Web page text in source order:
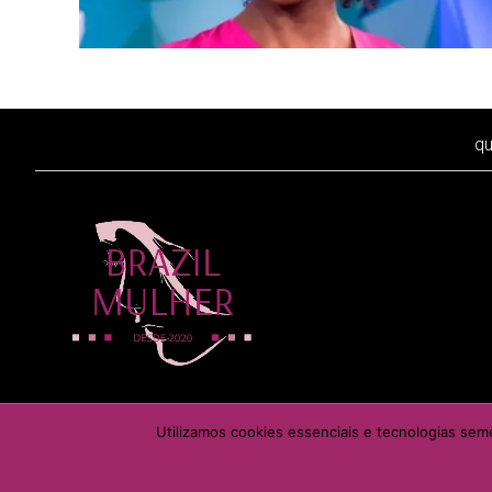
É proibida a
Utilizamos cookies essenciais e tecnologias